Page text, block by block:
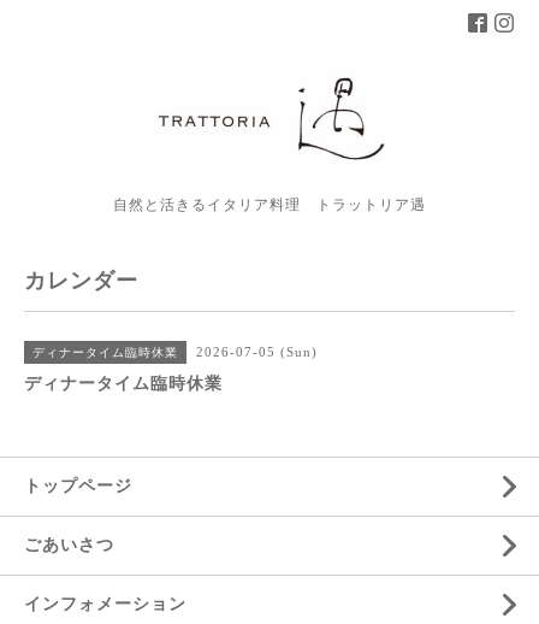
自然と活きるイタリア料理 トラットリア遇
カレンダー
ディナータイム臨時休業 2026-07-05 (Sun)
ディナータイム臨時休業
トップページ
ごあいさつ
インフォメーション